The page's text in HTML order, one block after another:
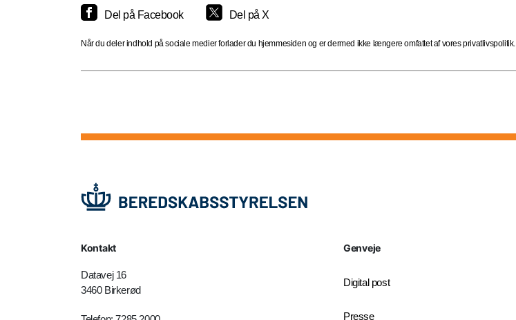
Del på Facebook Del på X
Når du deler indhold på sociale medier forlader du hjemmesiden og er dermed ikke længere omfattet af vores privatlivspolitik.
Kontakt
Datavej 16
3460 Birkerød
Genveje
Digital post
Presse